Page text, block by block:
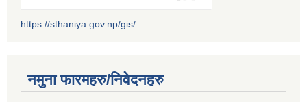
https://sthaniya.gov.np/gis/
नमुना फारमहरु/निवेदनहरु